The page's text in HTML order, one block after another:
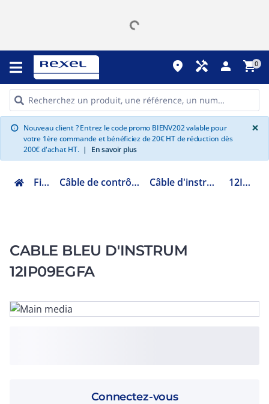
place handyman person shopping_cart0
info Nouveau client ? Entrez le code promo BIENV202 valable pour
votre 1ère commande et bénéficiez de 20€ HT de réduction dès
200€ d'achat HT. | En savoir plus
×
Fils et Câbles Câble de contrôle, manutention et instrumentation Câble d'instrumentation et de compensation 12IP09EGFABETGL
CABLE BLEU D'INSTRUM
12IP09EGFA
Connectez-vous